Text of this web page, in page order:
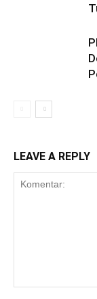
LEAVE A REPLY